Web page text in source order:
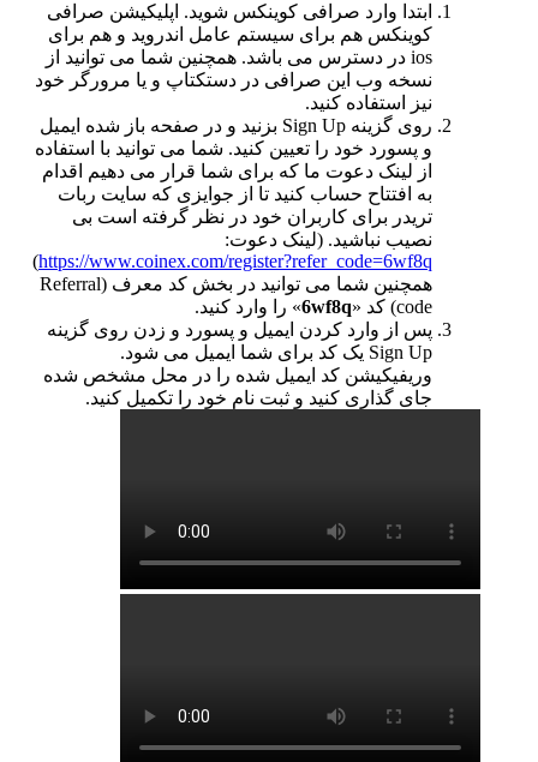
ابتدا وارد صرافی کوینکس شوید. اپلیکیشن صرافی
کوینکس هم برای سیستم عامل اندروید و هم برای
ios در دسترس می باشد. همچنین شما می توانید از
نسخه وب این صرافی در دستکتاپ و یا مرورگر خود
نیز استفاده کنید.
روی گزینه Sign Up بزنید و در صفحه باز شده ایمیل
و پسورد خود را تعیین کنید. شما می توانید با استفاده
از لینک دعوت ما که برای شما قرار می دهیم اقدام
به افتتاح حساب کنید تا از جوایزی که سایت ربات
تریدر برای کاربران خود در نظر گرفته است بی
نصیب نباشید. (لینک دعوت:
https://www.coinex.com/register?refer_code=6wf8q
)
همچنین شما می توانید در بخش کد معرف (Referral
code) کد «
6wf8q» را وارد کنید.
پس از وارد کردن ایمیل و پسورد و زدن روی گزینه
Sign Up یک کد برای شما ایمیل می شود.
وریفیکیشن کد ایمیل شده را در محل مشخص شده
جای گذاری کنید و ثبت نام خود را تکمیل کنید.